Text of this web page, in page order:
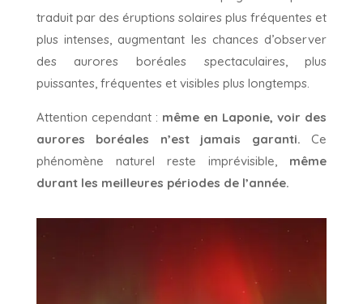
traduit par des éruptions solaires plus fréquentes et
plus intenses, augmentant les chances d’observer
des aurores boréales spectaculaires, plus
puissantes, fréquentes et visibles plus longtemps.
Attention cependant : même en Laponie, voir des
aurores boréales n’est jamais garanti. Ce
phénomène naturel reste imprévisible, même
durant les meilleures périodes de l’année.